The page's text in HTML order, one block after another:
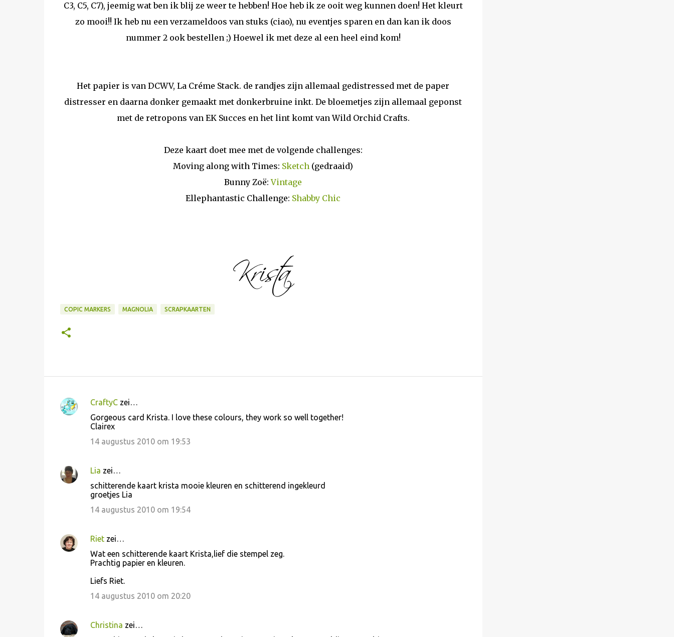
C3, C5, C7), jeemig wat ben ik blij ze weer te hebben! Hoe heb ik ze ooit weg kunnen doen! Het kleurt
zo mooi!! Ik heb nu een verzameldoos van stuks (ciao), nu eventjes sparen en dan kan ik doos
nummer 2 ook bestellen ;) Hoewel ik met deze al een heel eind kom!
Het papier is van DCWV, La Créme Stack. de randjes zijn allemaal gedistressed met de paper
distresser en daarna donker gemaakt met donkerbruine inkt. De bloemetjes zijn allemaal geponst
met de retropons van EK Succes en het lint komt van Wild Orchid Crafts.
Deze kaart doet mee met de volgende challenges:
Moving along with Times: Sketch (gedraaid)
Bunny Zoë:Vintage
Ellephantastic Challenge: Shabby Chic
COPIC MARKERS MAGNOLIA SCRAPKAARTEN
R
i
CraftyCzei…
Gorgeous card Krista. I love these colours, they work so well together!
Clairex
14 augustus 2010 om 19:53
Lia zei…
schitterende kaart krista mooie kleuren en schitterend ingekleurd
groetjes Lia
14 augustus 2010 om 19:54
Rietzei…
Wat een schitterende kaart Krista,lief die stempel zeg.
Prachtig papier en kleuren.
Liefs Riet.
14 augustus 2010 om 20:20
Christina zei…